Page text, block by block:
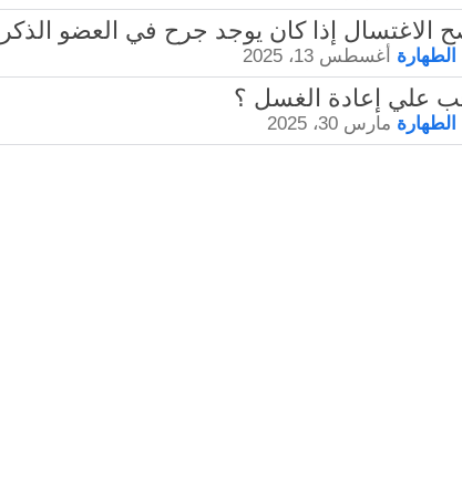
الطهارة أغسطس 13، 2025
الطهارة مارس 30، 2025